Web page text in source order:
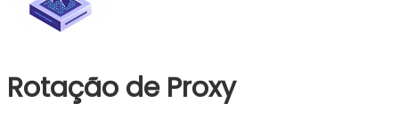
Rotação de Proxy